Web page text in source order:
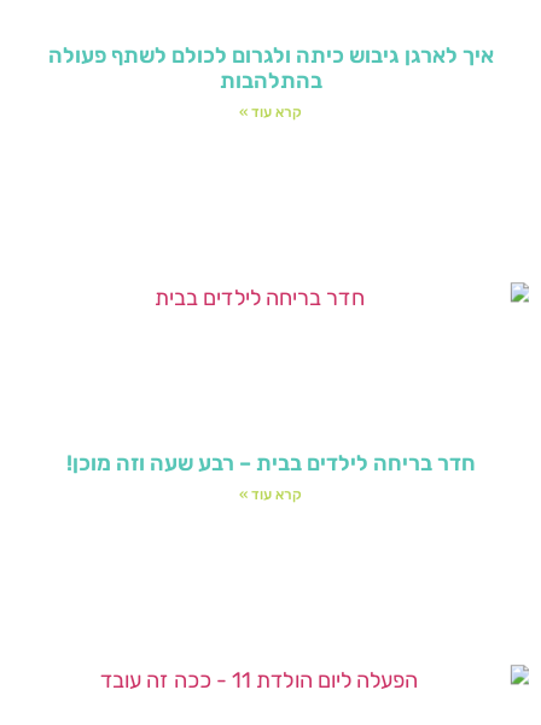
איך לארגן גיבוש כיתה ולגרום לכולם לשתף פעולה
בהתלהבות
קרא עוד »
חדר בריחה לילדים בבית – רבע שעה וזה מוכן!
קרא עוד »